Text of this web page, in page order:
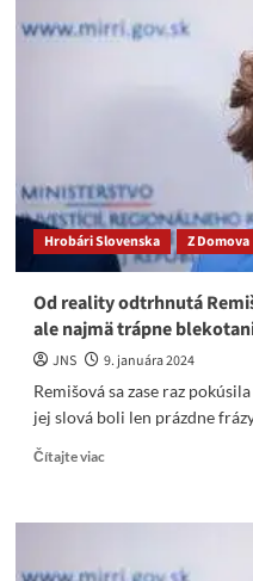
Monika
Beňová
Hrobári Slovenska Z Domova
Od reality odtrhnutá
ale najmä trápne
JNS
9. januára 2024
Remišová sa zase raz
jej slová boli len prázdne
Čítajte viacRead
Od
odtrhnutá